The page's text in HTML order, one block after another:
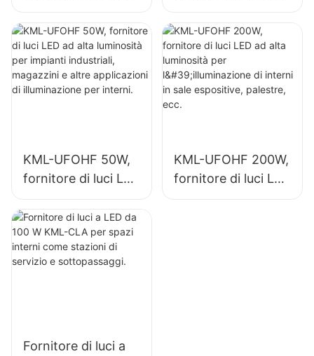
ad alta luminosità
per impianti
industriali,
magazzini e altre
applicazioni di
ad alta luminosità
per l'illuminazione
interna di impianti
industriali, palestre,
ecc.
KML-UFOHF 50W,
fornitore di luci LED
ad alta luminosità
per impianti
industriali,
magazzini e altre
KML-UFOHF 200W,
fornitore di luci LED
ad alta luminosità
Fornitore di luci a